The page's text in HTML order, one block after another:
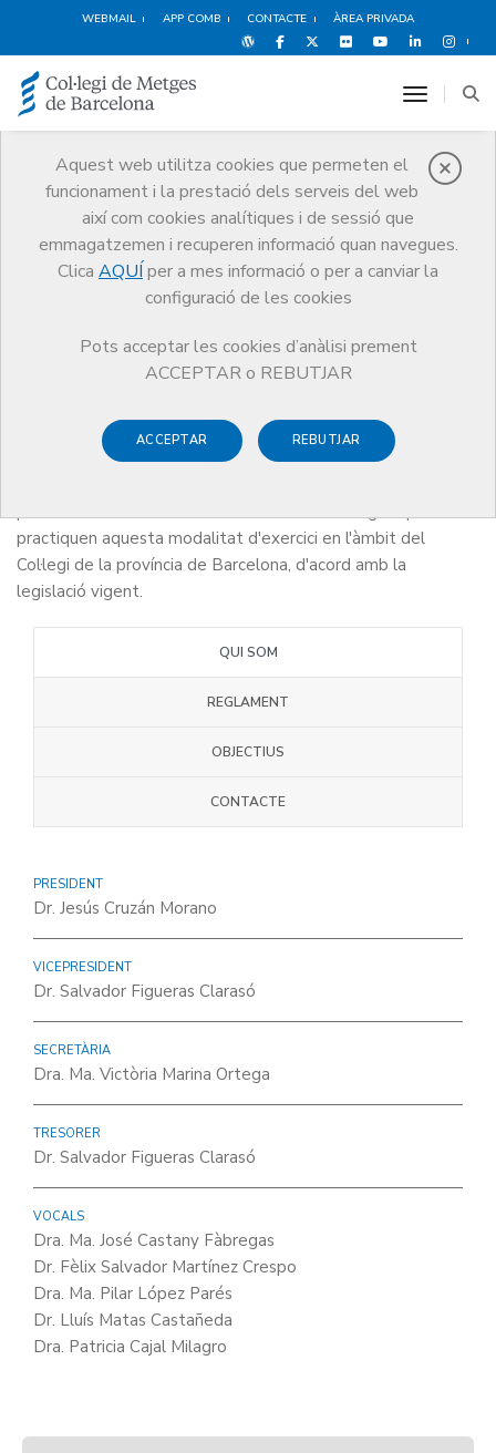
WEBMAIL APP COMB CONTACTE ÀREA PRIVADA
Aquest web utilitza cookies que permeten el
funcionament i la prestació dels serveis del web
així com cookies analítiques i de sessió que
emmagatzemen i recuperen informació quan navegues.
Clica AQUÍ per a mes informació o per a canviar la
configuració de les cookies
Pots acceptar les cookies d’anàlisi prement
ACCEPTAR o REBUTJAR
ACCEPTAR REBUTJAR
toggle
Qui som
Qui som Seccions col·legials
Seccions col·legials
Metges Titulars
primordial la defensa dels interessos dels metges que
practiquen aquesta modalitat d'exercici en l'àmbit del
Col·legi de la província de Barcelona, d'acord amb la
legislació vigent.
QUI SOM
REGLAMENT
OBJECTIUS
CONTACTE
PRESIDENT
Dr. Jesús Cruzán Morano
VICEPRESIDENT
Dr. Salvador Figueras Clarasó
SECRETÀRIA
Dra. Ma. Victòria Marina Ortega
TRESORER
Dr. Salvador Figueras Clarasó
VOCALS
Dra. Ma. José Castany Fàbregas
Dr. Fèlix Salvador Martínez Crespo
Dra. Ma. Pilar López Parés
Dr. Lluís Matas Castañeda
Dra. Patricia Cajal Milagro